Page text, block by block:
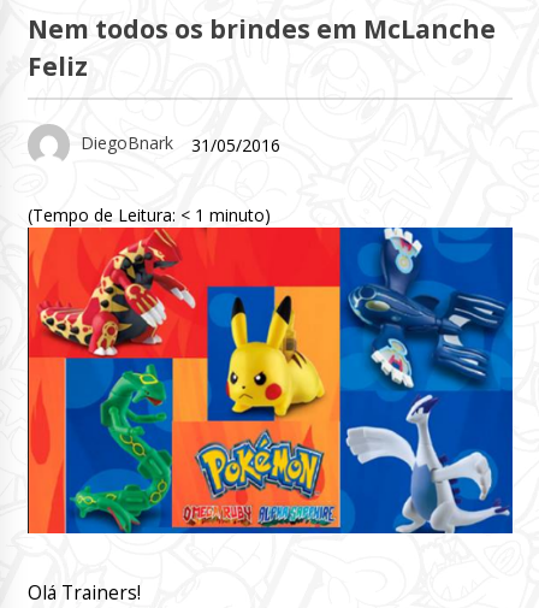
Nem todos os brindes em McLanche
Feliz
DiegoBnark 31/05/2016
(Tempo de Leitura: < 1 minuto)
Olá Trainers!